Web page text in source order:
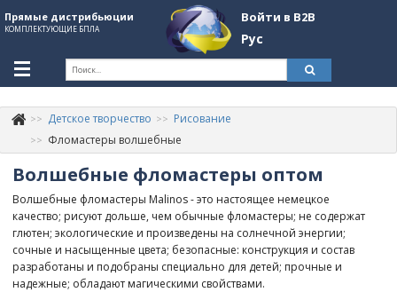
Прямые дистрибьюции
КОМПЛЕКТУЮЩИЕ БПЛА
Войти в B2B
Рус
+380507774092
Информация о компании
About Company
Обзоры
Категории
Детское творчество
Рисование
Фломастеры волшебные
Волшебные фломастеры оптом
Волшебные фломастеры Malinos - это настоящее немецкое
качество; рисуют дольше, чем обычные фломастеры; не содержат
глютен; экологические и произведены на солнечной энергии;
сочные и насыщенные цвета; безопасные: конструкция и состав
разработаны и подобраны специально для детей; прочные и
надежные; обладают магическими свойствами.